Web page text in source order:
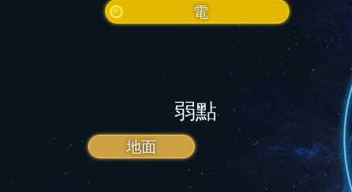
電
弱點
地面